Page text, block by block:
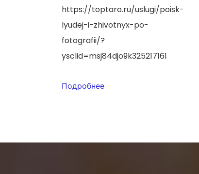
https://toptaro.ru/uslugi/poisk-
lyudej-i-zhivotnyx-po-
fotografii/?
ysclid=msj84djo9k325217161
Подробнее